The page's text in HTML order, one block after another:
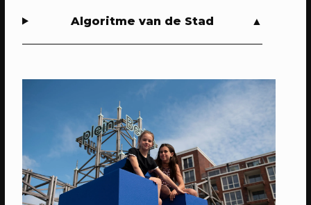
GEANNULEERD: Winterfair 2023
Algoritme van de Stad